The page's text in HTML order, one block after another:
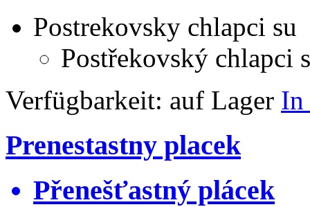
Postrekovsky chlapci su
Postřekovský chlapci
Verfügbarkeit: auf Lager In
Prenestastny placek
Přenešťastný plácek